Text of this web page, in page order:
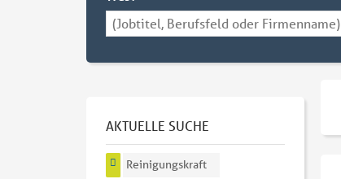
AKTUELLE SUCHE
Reinigungskraft